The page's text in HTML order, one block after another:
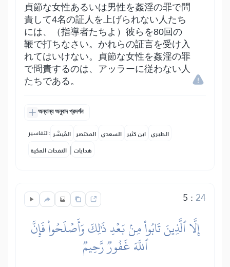
貞節な女性あるいは男性を姦淫の罪で問
責して4名の証人を上げられない人たち
には、（指導者たちよ）彼らを80回の
鞭で打ちなさい。かれらの証言を受け入
れてはいけない。貞節な女性を姦淫の罪
で問責するのは、アッラーに従わない人
たちである。
অন্যান্য অনুবাদ প্রদর্শন
التفاسير: المُيسَّر المختصر السعدي ابن كثير الطبري
النفحات المكية | هدايات
5 : 24
إِلَّا ٱلَّذِينَ تَابُواْ مِنۢ بَعۡدِ ذَٰلِكَ وَأَصۡلَحُواْ فَإِنَّ
ٱللَّهَ غَفُورٞ رَّحِيمٞ